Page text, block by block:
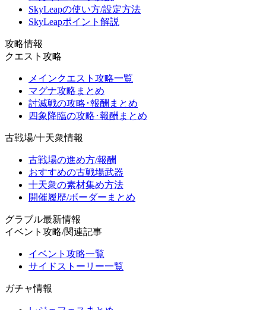
SkyLeapの使い方/設定方法
SkyLeapポイント解説
攻略情報
クエスト攻略
メインクエスト攻略一覧
マグナ攻略まとめ
討滅戦の攻略･報酬まとめ
四象降臨の攻略･報酬まとめ
古戦場/十天衆情報
古戦場の進め方/報酬
おすすめの古戦場武器
十天衆の素材集め方法
開催履歴/ボーダーまとめ
グラブル最新情報
イベント攻略/関連記事
イベント攻略一覧
サイドストーリー一覧
ガチャ情報